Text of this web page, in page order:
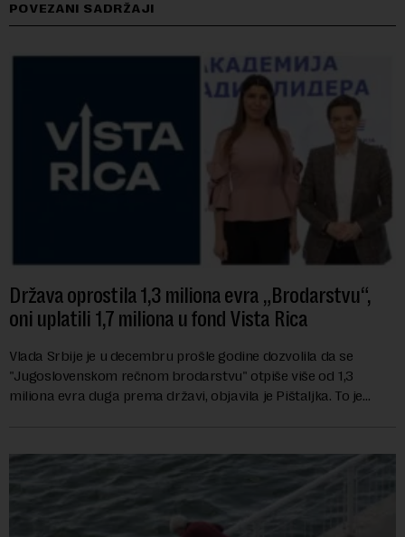
POVEZANI SADRŽAJI
Država oprostila 1,3 miliona evra „Brodarstvu“,
oni uplatili 1,7 miliona u fond Vista Rica
Vlada Srbije je u decembru prošle godine dozvolila da se
"Jugoslovenskom rečnom brodarstvu" otpiše više od 1,3
miliona evra duga prema državi, objavila je Pištaljka. To je